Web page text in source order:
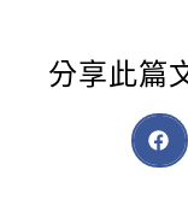
分享此篇